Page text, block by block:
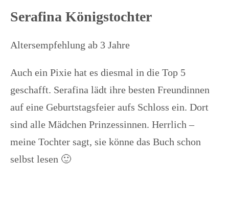
Serafina Königstochter
Altersempfehlung ab 3 Jahre
Auch ein Pixie hat es diesmal in die Top 5
geschafft. Serafina lädt ihre besten Freundinnen
auf eine Geburtstagsfeier aufs Schloss ein. Dort
sind alle Mädchen Prinzessinnen. Herrlich –
meine Tochter sagt, sie könne das Buch schon
selbst lesen 🙂